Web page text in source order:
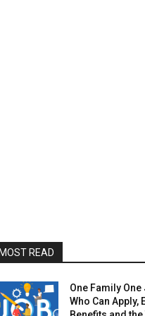
READ
One Family
Who Can Apply,